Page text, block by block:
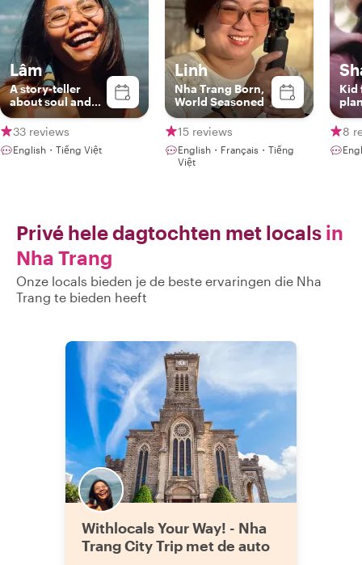
Lâm
A story-teller
about soul and
soil of Nha Trang
33 reviews
English・Tiếng Việt
Linh
Nha Trang Born,
World Seasoned
15 reviews
English・Français・Tiếng
Việt
Kid
8
Privé hele dagtochten met locals in
Nha Trang
Onze locals bieden je de beste ervaringen die Nha
Trang te bieden heeft
Withlocals Your Way! - Nha
Trang City Trip met de auto